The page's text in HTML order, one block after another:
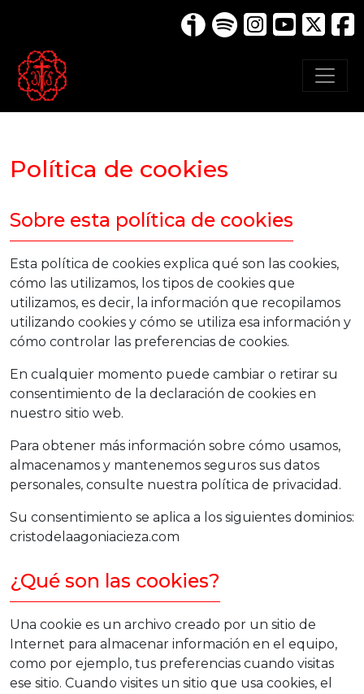
Política de cookies
Sobre esta política de cookies
Esta política de cookies explica qué son las cookies,
cómo las utilizamos, los tipos de cookies que
utilizamos, es decir, la información que recopilamos
utilizando cookies y cómo se utiliza esa información y
cómo controlar las preferencias de cookies.
En cualquier momento puede cambiar o retirar su
consentimiento de la declaración de cookies en
nuestro sitio web.
Para obtener más información sobre cómo usamos,
almacenamos y mantenemos seguros sus datos
personales, consulte nuestra política de privacidad.
Su consentimiento se aplica a los siguientes dominios:
cristodelaagoniacieza.com
¿Qué son las cookies?
Una cookie es un archivo creado por un sitio de
Internet para almacenar información en el equipo,
como por ejemplo, tus preferencias cuando visitas
ese sitio. Cuando visites un sitio que usa cookies, el